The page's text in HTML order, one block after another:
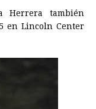
Herrera también
en Lincoln Center